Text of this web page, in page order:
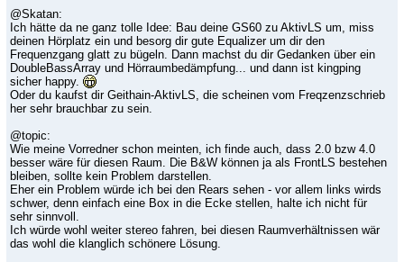
@Skatan:
Ich hätte da ne ganz tolle Idee: Bau deine GS60 zu AktivLS um, miss
deinen Hörplatz ein und besorg dir gute Equalizer um dir den
Frequenzgang glatt zu bügeln. Dann machst du dir Gedanken über ein
DoubleBassArray und Hörraumbedämpfung... und dann ist kingping
sicher happy.
Oder du kaufst dir Geithain-AktivLS, die scheinen vom Freqzenzschrieb
her sehr brauchbar zu sein.
@topic:
Wie meine Vorredner schon meinten, ich finde auch, dass 2.0 bzw 4.0
besser wäre für diesen Raum. Die B&W können ja als FrontLS bestehen
bleiben, sollte kein Problem darstellen.
Eher ein Problem würde ich bei den Rears sehen - vor allem links wirds
schwer, denn einfach eine Box in die Ecke stellen, halte ich nicht für
sehr sinnvoll.
Ich würde wohl weiter stereo fahren, bei diesen Raumverhältnissen wär
das wohl die klanglich schönere Lösung.